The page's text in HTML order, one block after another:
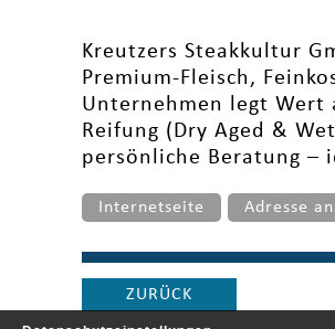
Kreutzers Steakkultur
Premium-Fleisch,
Unternehmen legt Wert
Reifung (Dry Aged &
persönliche Beratung –
Internetseite Adresse
ZURÜCK